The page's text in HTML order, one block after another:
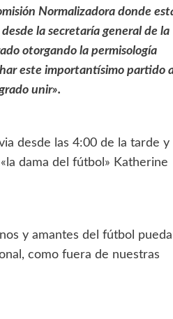
Normalizadora donde
la secretaría general de la
otorgando la permisología
este importantísimo partido
unir».
desde las 4:00 de la tarde y
dama del fútbol» Katherine
y amantes del fútbol
como fuera de nuestras